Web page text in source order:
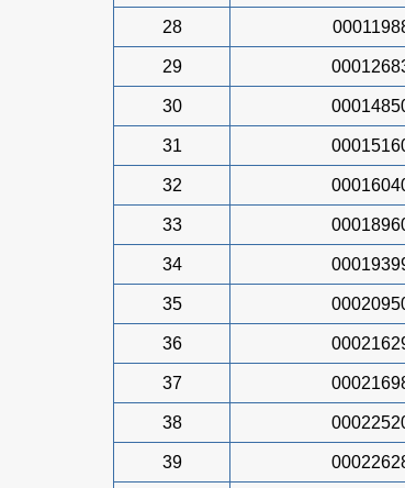
28
29
30
31
32
33
34
35
36
37
38
39